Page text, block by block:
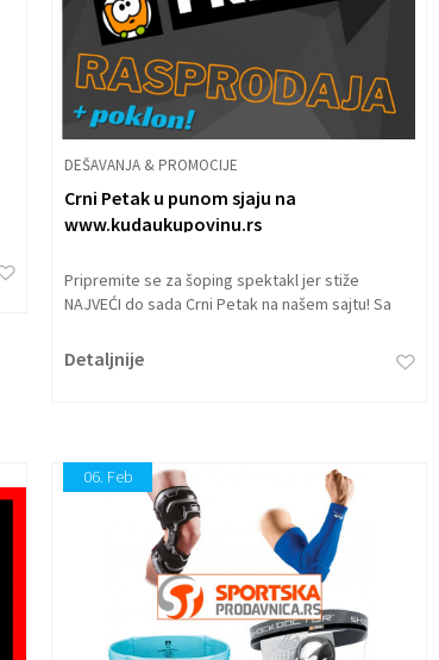
DEŠAVANJA & PROMOCIJE
Crni Petak u punom sjaju na
www.kudaukupovinu.rs
Pripremite se za šoping spektakl jer stiže
NAJVEĆI do sada Crni Petak na našem sajtu! Sa
neodoljive ponude kojima nećete moći da
odolite.
Detaljnije
06. Feb